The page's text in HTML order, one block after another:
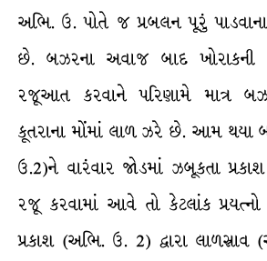
અભિ. ઉ. પોતે જ પ્રબલન પૂરું પાડવાના
છે. બઝરના અવાજ બાદ ખોરાકની
રજૂઆત કરવાને પરિણામે માત્ર
કૂતરાના મોંમાં લાળ ઝરે છે. આમ થયા
ઉ.2)ને વારંવાર જોડમાં ઝબૂકતા
રજૂ કરવામાં આવે તો કેટલાંક
પ્રકાશ (અભિ. ઉ. 2) દ્વારા